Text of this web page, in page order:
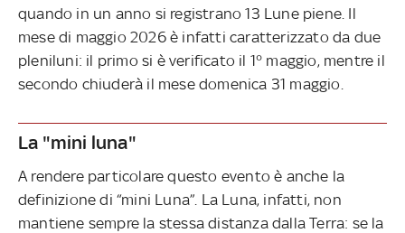
quando in un anno si registrano 13 Lune piene. Il
mese di maggio 2026 è infatti caratterizzato da due
pleniluni: il primo si è verificato il 1° maggio, mentre il
secondo chiuderà il mese domenica 31 maggio.
La "mini luna"
A rendere particolare questo evento è anche la
definizione di “mini Luna”. La Luna, infatti, non
mantiene sempre la stessa distanza dalla Terra: se la